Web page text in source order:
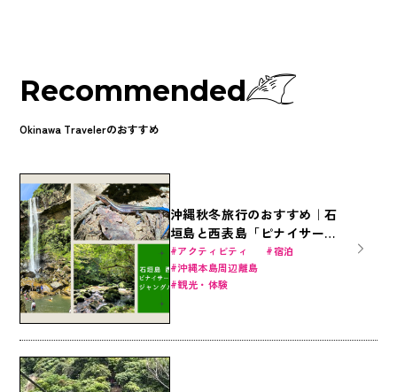
Recommended
Okinawa Travelerのおすすめ
沖縄秋冬旅行のおすすめ｜石
垣島と西表島「ピナイサーラ
の滝」で大自然のジャングル
体験を！定番アクティビティ
とホテルで遊びつくそう！
アクティビティ
宿泊
沖縄本島周辺離島
観光・体験